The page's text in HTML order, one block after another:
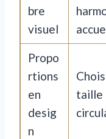
bre
visuel
Propo
rtions
en
desig
n
taille